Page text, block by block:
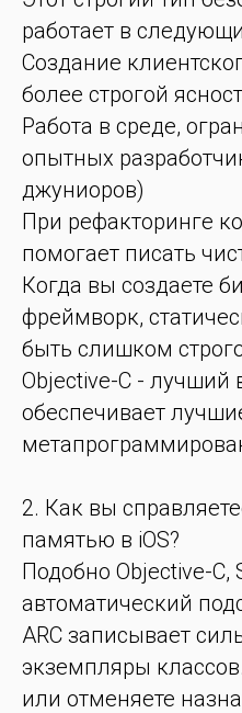
работает в
Создание
более строгой
Работа в среде,
опытных
джуниоров)
При рефакторинге
помогает писать
Когда вы создаете
фреймворк,
быть слишком
Objective-C - лучший
обеспечивает
2. Как вы
памятью в iOS?
Подобно Objective-C,
автоматический
ARC записывает
экземпляры
или отменяете